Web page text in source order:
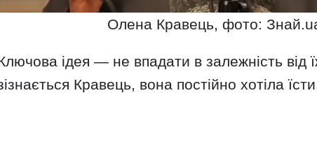
Олена Кравець, фото:
ідея — не впадати в залежність від
Кравець, вона постійно хотіла